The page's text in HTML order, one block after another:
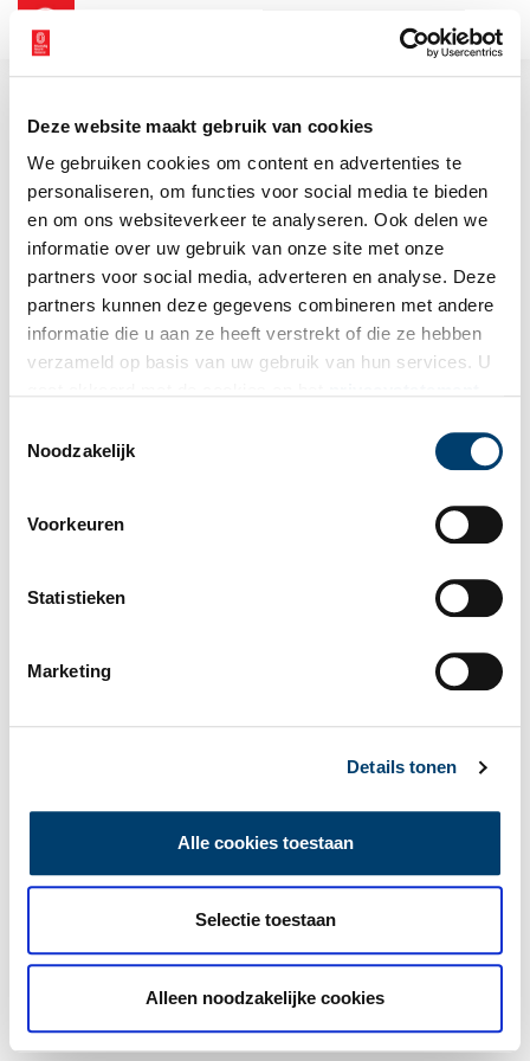
Deze website maakt gebruik van cookies
We gebruiken cookies om content en advertenties te
personaliseren, om functies voor social media te bieden
en om ons websiteverkeer te analyseren. Ook delen we
informatie over uw gebruik van onze site met onze
partners voor social media, adverteren en analyse. Deze
partners kunnen deze gegevens combineren met andere
informatie die u aan ze heeft verstrekt of die ze hebben
verzameld op basis van uw gebruik van hun services. U
Noodzakelijk
Voorkeuren
Statistieken
Marketing
Details tonen
Alle cookies toestaan
Selectie toestaan
Alleen noodzakelijke cookies